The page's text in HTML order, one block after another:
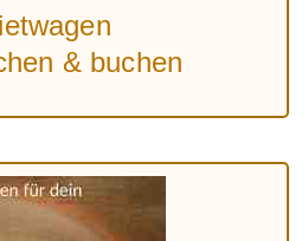
& buchen